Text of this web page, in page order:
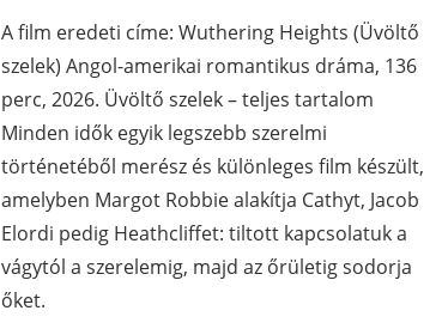
A film eredeti címe: Wuthering Heights (Üvöltő
szelek) Angol-amerikai romantikus dráma, 136
perc, 2026. Üvöltő szelek – teljes tartalom
Minden idők egyik legszebb szerelmi
történetéből merész és különleges film készült,
amelyben Margot Robbie alakítja Cathyt, Jacob
Elordi pedig Heathcliffet: tiltott kapcsolatuk a
vágytól a szerelemig, majd az őrületig sodorja
őket.